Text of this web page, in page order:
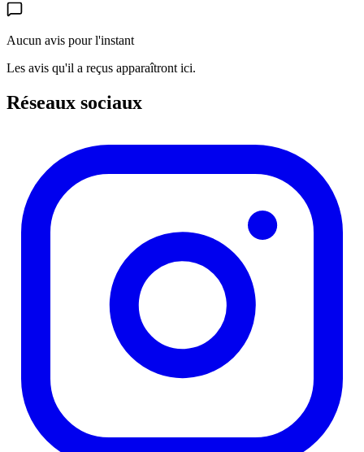
Aucun avis pour l'instant
Les avis qu'il a reçus apparaîtront ici.
Réseaux sociaux